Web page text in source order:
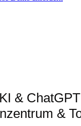
KI & ChatGPT
&